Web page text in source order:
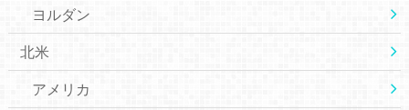
ヨルダン
北米
アメリカ